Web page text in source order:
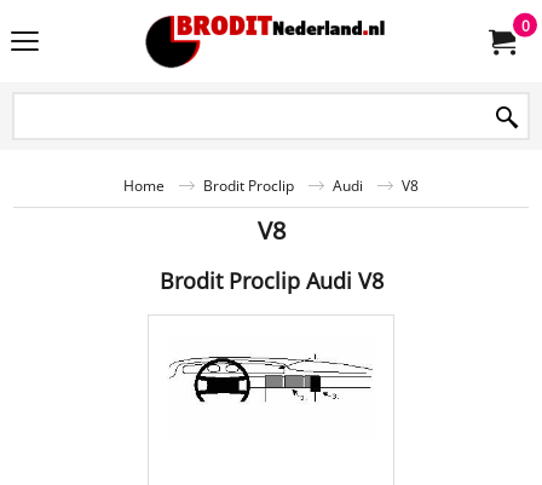
0
Home Brodit Proclip Audi V8
V8
Brodit Proclip Audi V8